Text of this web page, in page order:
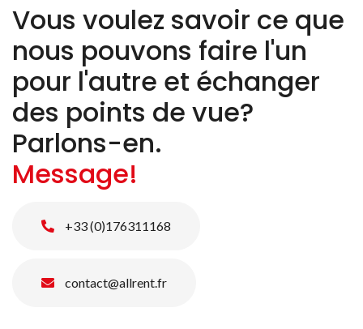
Vous voulez savoir ce que
nous pouvons faire l'un
pour l'autre et échanger
des points de vue?
Parlons-en.
Message!
+33 (0)176311168
contact@allrent.fr